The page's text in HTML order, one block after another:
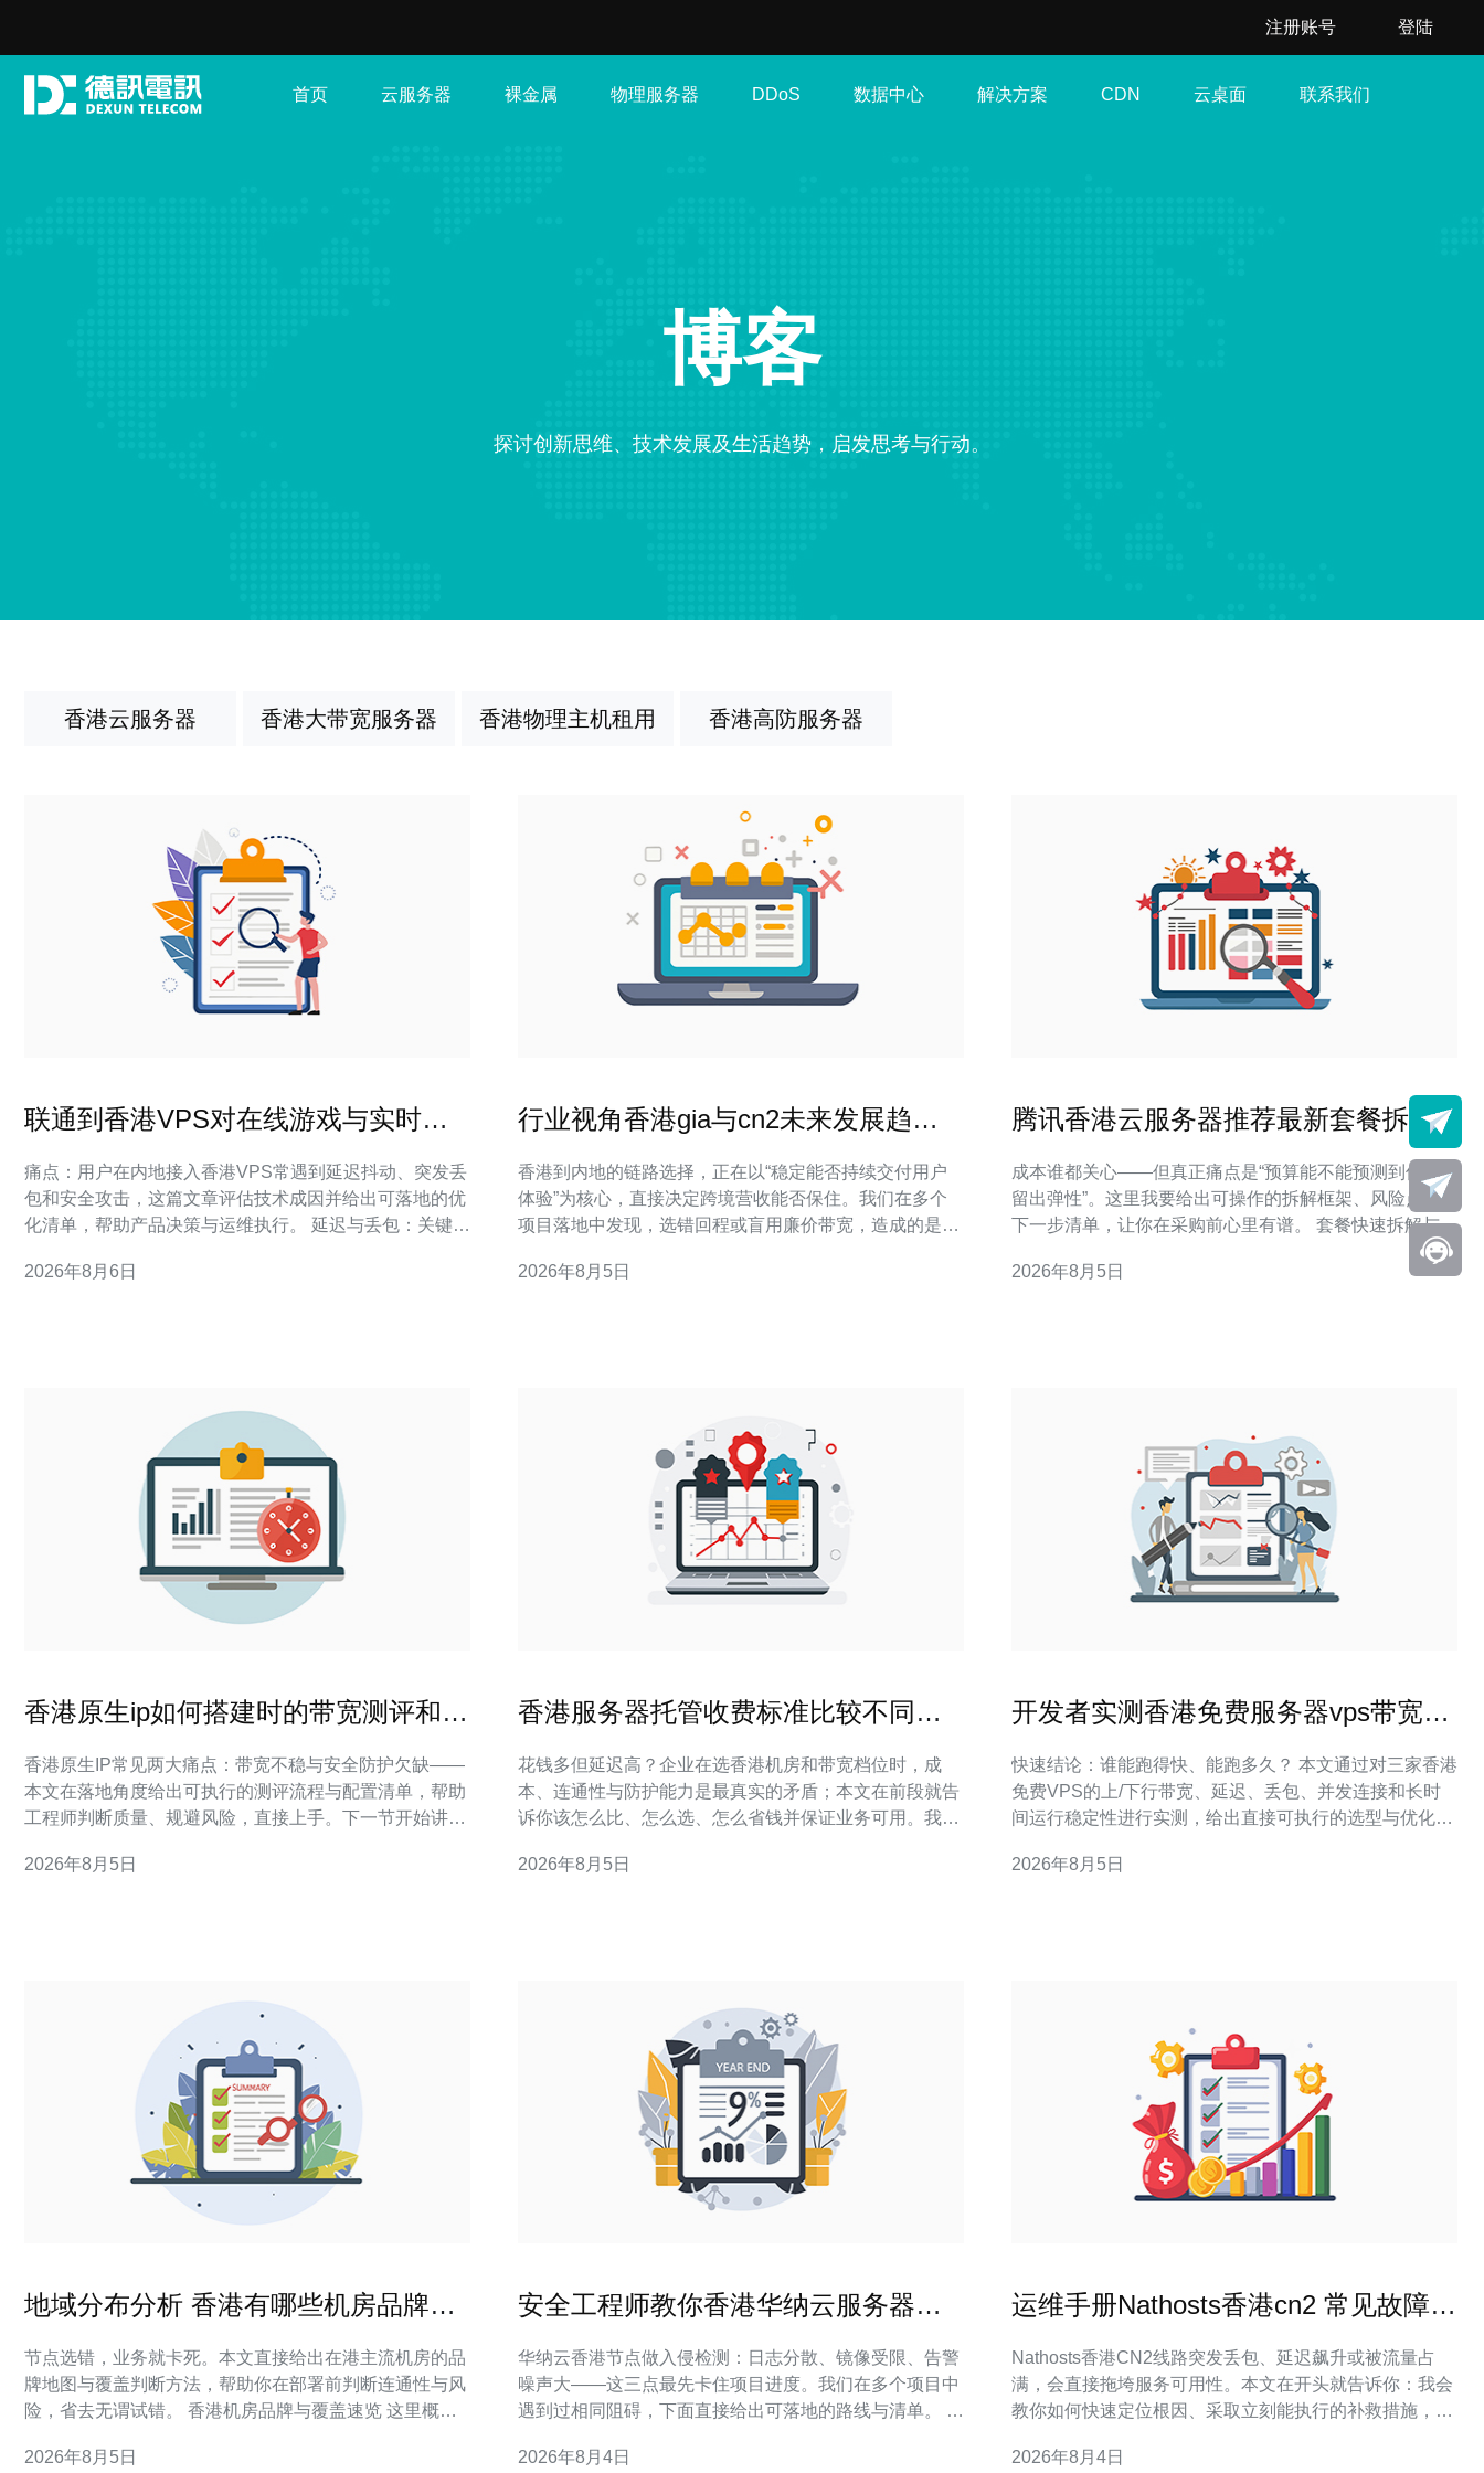
注册账号 登陆
首页 云服务器 裸金属 物理服务器 DDoS 数据中心 解决方案 CDN 云桌面 联系我们
博客
探讨创新思维、技术发展及生活趋势，启发思考与行动。
香港云服务器 香港大带宽服务器 香港物理主机租用 香港高防服务器
联通到香港VPS对在线游戏与实时音
痛点：用户在内地接入香港VPS常遇到延迟抖动、突发丢
包和安全攻击，这篇文章评估技术成因并给出可落地的优
化清单，帮助产品决策与运维执行。 延迟与丢包：关键影
迟通常直接决定用户体验阈值，抖动与丢包会比平均RTT
2026年8月6日
行业视角香港gia与cn2未来发展趋势
香港到内地的链路选择，正在以“稳定能否持续交付用户
体验”为核心，直接决定跨境营收能否保住。我们在多个
项目落地中发现，选错回程或盲用廉价带宽，造成的是用
直接通道。本文能帮助你判断何时选用香港GIA、何时必
2026年8月5日
腾讯香港云服务器推荐最新套餐拆解
成本谁都关心——但真正痛点是“预算能不能预测到位并
留出弹性”。这里我要给出可操作的拆解框架、风险点与
下一步清单，让你在采购前心里有谱。 套餐快速拆解与对
比 在本文中我们把“推荐套餐”按用途分为三类，并针对带
宽、DDoS高防、存储与SLA给出可比维度与权重评分，
2026年8月5日
香港原生ip如何搭建时的带宽测评和安
香港原生IP常见两大痛点：带宽不稳与安全防护欠缺——
本文在落地角度给出可执行的测评流程与配置清单，帮助
工程师判断质量、规避风险，直接上手。下一节开始讲带
在于同时评估峰值吞吐、持续带宽与抖动丢包三项指标，
2026年8月5日
香港服务器托管收费标准比较不同机
花钱多但延迟高？企业在选香港机房和带宽档位时，成
本、连通性与防护能力是最真实的矛盾；本文在前段就告
诉你该怎么比、怎么选、怎么省钱并保证业务可用。我们
速决策并减少试错成本。 香港服务器托管的主要费用构成
2026年8月5日
开发者实测香港免费服务器vps带宽与
快速结论：谁能跑得快、能跑多久？ 本文通过对三家香港
免费VPS的上/下行带宽、延迟、丢包、并发连接和长时
间运行稳定性进行实测，给出直接可执行的选型与优化建
际项目落地中，我们发现免费VPS往往在“峰值表现”和“平
2026年8月5日
地域分布分析 香港有哪些机房品牌的
节点选错，业务就卡死。本文直接给出在港主流机房的品
牌地图与覆盖判断方法，帮助你在部署前判断连通性与风
险，省去无谓试错。 香港机房品牌与覆盖速览 这里概述
口点的分布特点和覆盖重点，便于快速对位判断。 常见营
2026年8月5日
安全工程师教你香港华纳云服务器怎
华纳云香港节点做入侵检测：日志分散、镜像受限、告警
噪声大——这三点最先卡住项目进度。我们在多个项目中
遇到过相同阻碍，下面直接给出可落地的路线与清单。 准
件？ 直接答案：确保具备主机访问权限、镜像/流量转发
2026年8月4日
运维手册Nathosts香港cn2 常见故障处
Nathosts香港CN2线路突发丢包、延迟飙升或被流量占
满，会直接拖垮服务可用性。本文在开头就告诉你：我会
教你如何快速定位根因、采取立刻能执行的补救措施，并
刻落地。 常见故障定位与快速排查 下面几类问题占绝大
2026年8月4日